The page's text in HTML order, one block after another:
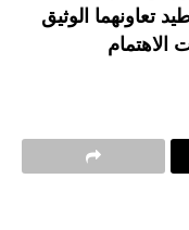
تعاونهما الوثيق
الاهتمام